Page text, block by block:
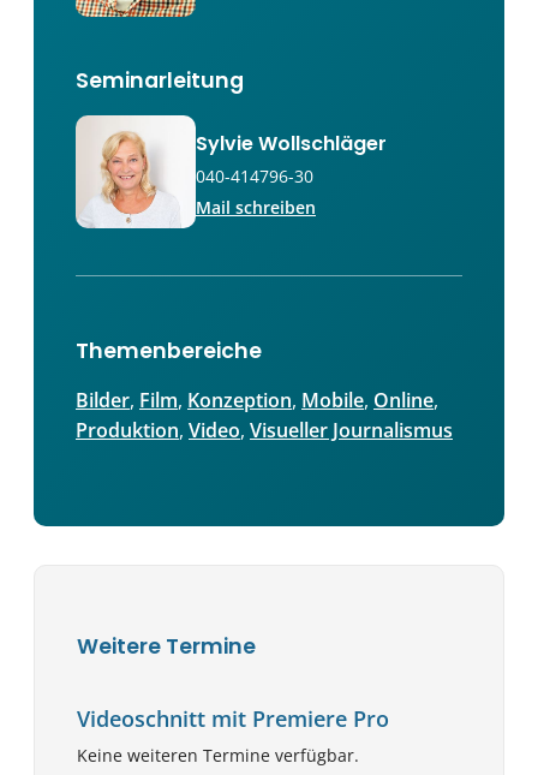
Seminarleitung
Sylvie Wollschläger
040-414796-30
Mail schreiben
Themenbereiche
Bilder, Film, Konzeption, Mobile, Online
Produktion, Video, Visueller Journalismus
Weitere Termine
Videoschnitt mit Premiere Pro
Keine weiteren Termine verfügbar.